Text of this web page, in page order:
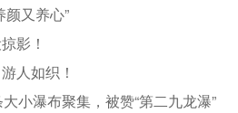
颜又养心”
影！
人如织！
小瀑布聚集，被赞“第二九龙瀑”